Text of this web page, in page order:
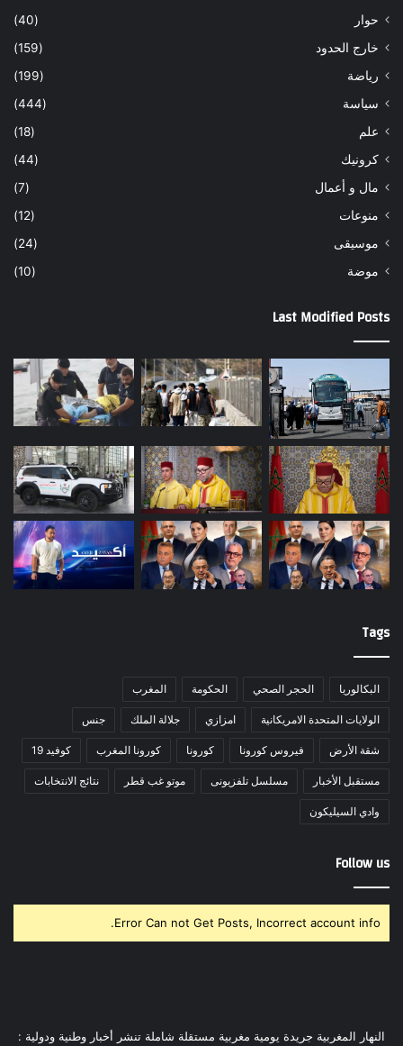
حوار
(40)
خارج الحدود
(159)
رياضة
(199)
سياسة
(444)
علم
(18)
كرونيك
(44)
مال و أعمال
(7)
منوعات
(12)
موسيقى
(24)
موضة
(10)
Last Modified Posts
Tags
البكالوريا الحجر الصحي الحكومة المغرب
الولايات المتحدة الامريكانية امزازي جلالة الملك جنس
شقة الأرض فيروس كورونا كورونا كورونا المغرب كوفيد 19
مستقبل الأخبار مسلسل تلفزيونى موتو غب قطر نتائج الانتخابات
وادي السيليكون
Follow us
Error Can not Get Posts, Incorrect account info.
النهار المغربية جريدة يومية مغربية مستقلة شاملة تنشر أخبار وطنية ودولية :